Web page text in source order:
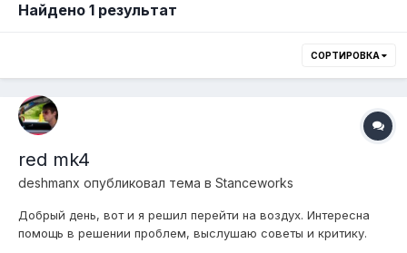
Найдено 1 результат
СОРТИРОВКА
red mk4
deshmanx опубликовал тема в Stanceworks
Добрый день, вот и я решил перейти на воздух. Интересна
помощь в решении проблем, выслушаю советы и критику.